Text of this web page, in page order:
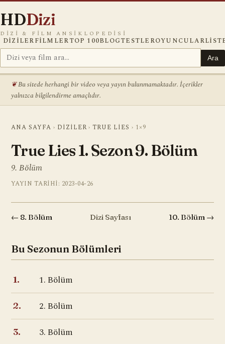
HDDizi
DIZI & FILM ANSIKLOPEDISI
DIZILERFILMLERTOP 100BLOGTESTLEROYUNCULAR
Ara
Bu sitede herhangi bir video veya yayın bulunmamaktadır. İçerikler
yalnızca bilgilendirme amaçlıdır.
ANA SAYFA › DIZILER › TRUE LIES › 1×9
True Lies 1. Sezon 9. Bölüm
9. Bölüm
YAYIN TARIHI: 2023-04-26
← 8. Bölüm Dizi Sayfası 10. Bölüm →
Bu Sezonun Bölümleri
1. 1. Bölüm
2. 2. Bölüm
3. 3. Bölüm